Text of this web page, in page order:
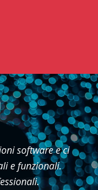
del logo
coordinata.
hanno saputo